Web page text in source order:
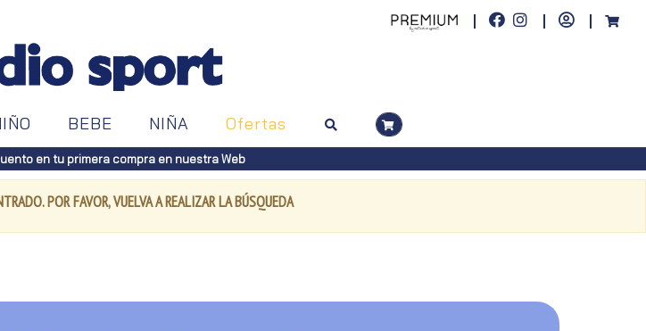
BEBE NIÑA Ofertas
en tu primera compra en nuestra Web
POR FAVOR, VUELVA A REALIZAR LA BÚSQUEDA